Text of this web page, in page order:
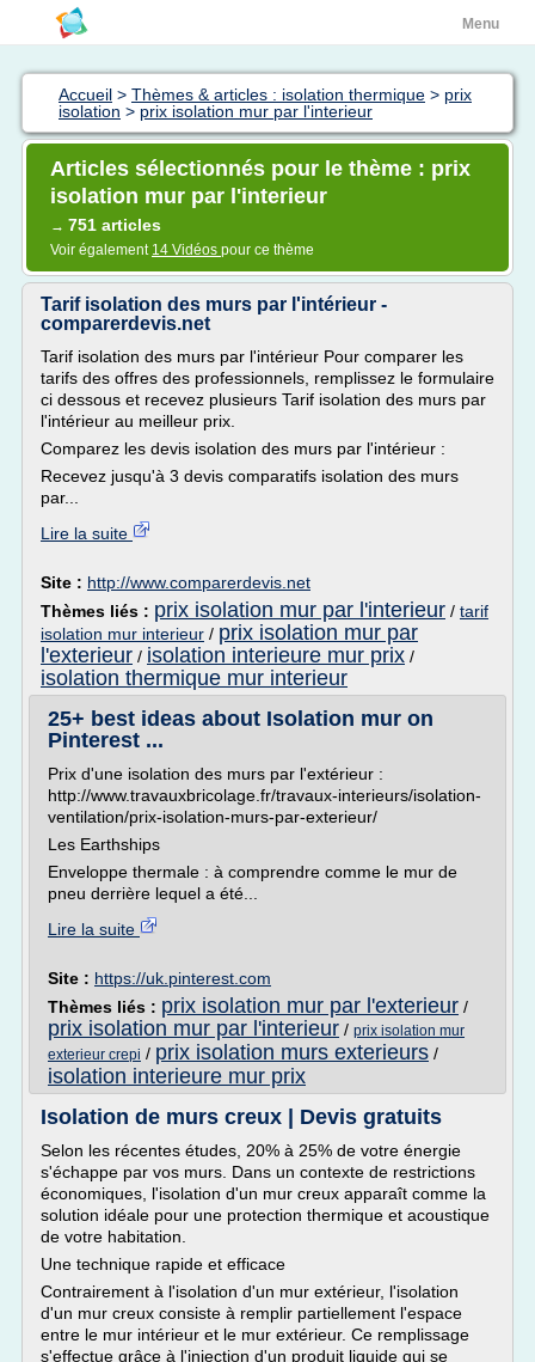
Menu
Accueil > Thèmes & articles : isolation thermique > prix
isolation > prix isolation mur par l'interieur
Articles sélectionnés pour le thème : prix
isolation mur par l'interieur
→ 751 articles
Voir également 14 Vidéos pour ce thème
Tarif isolation des murs par l'intérieur -
comparerdevis.net
Tarif isolation des murs par l'intérieur Pour comparer les
tarifs des offres des professionnels, remplissez le formulaire
ci dessous et recevez plusieurs Tarif isolation des murs par
l'intérieur au meilleur prix.
Comparez les devis isolation des murs par l'intérieur :
Recevez jusqu'à 3 devis comparatifs isolation des murs
par...
Lire la suite
Site : http://www.comparerdevis.net
Thèmes liés : prix isolation mur par l'interieur / tarif
isolation mur interieur / prix isolation mur par
l'exterieur / isolation interieure mur prix /
isolation thermique mur interieur
25+ best ideas about Isolation mur on
Pinterest ...
Prix d'une isolation des murs par l'extérieur :
http://www.travauxbricolage.fr/travaux-interieurs/isolation-
ventilation/prix-isolation-murs-par-exterieur/
Les Earthships
Enveloppe thermale : à comprendre comme le mur de
pneu derrière lequel a été...
Lire la suite
Site : https://uk.pinterest.com
Thèmes liés : prix isolation mur par l'exterieur /
prix isolation mur par l'interieur / prix isolation mur
exterieur crepi / prix isolation murs exterieurs /
isolation interieure mur prix
Isolation de murs creux | Devis gratuits
Selon les récentes études, 20% à 25% de votre énergie
s'échappe par vos murs. Dans un contexte de restrictions
économiques, l'isolation d'un mur creux apparaît comme la
solution idéale pour une protection thermique et acoustique
de votre habitation.
Une technique rapide et efficace
Contrairement à l'isolation d'un mur extérieur, l'isolation
d'un mur creux consiste à remplir partiellement l'espace
entre le mur intérieur et le mur extérieur. Ce remplissage
s'effectue grâce à l'injection d'un produit liquide qui se